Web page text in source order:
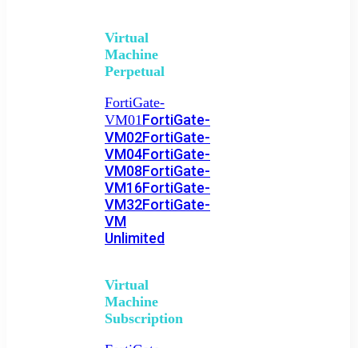
Virtual
Machine
Perpetual
FortiGate-
VM01FortiGate-
VM02FortiGate-
VM04FortiGate-
VM08FortiGate-
VM16FortiGate-
VM32FortiGate-
VM
Unlimited
Virtual
Machine
Subscription